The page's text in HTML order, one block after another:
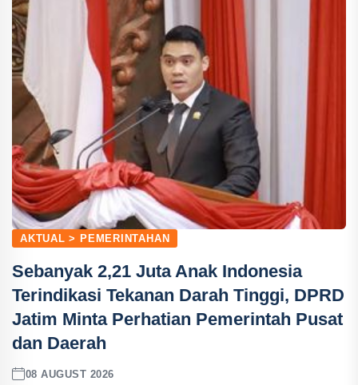
AKTUAL > PEMERINTAHAN
Sebanyak 2,21 Juta Anak Indonesia
Terindikasi Tekanan Darah Tinggi, DPRD
Jatim Minta Perhatian Pemerintah Pusat
dan Daerah
08 AUGUST 2026